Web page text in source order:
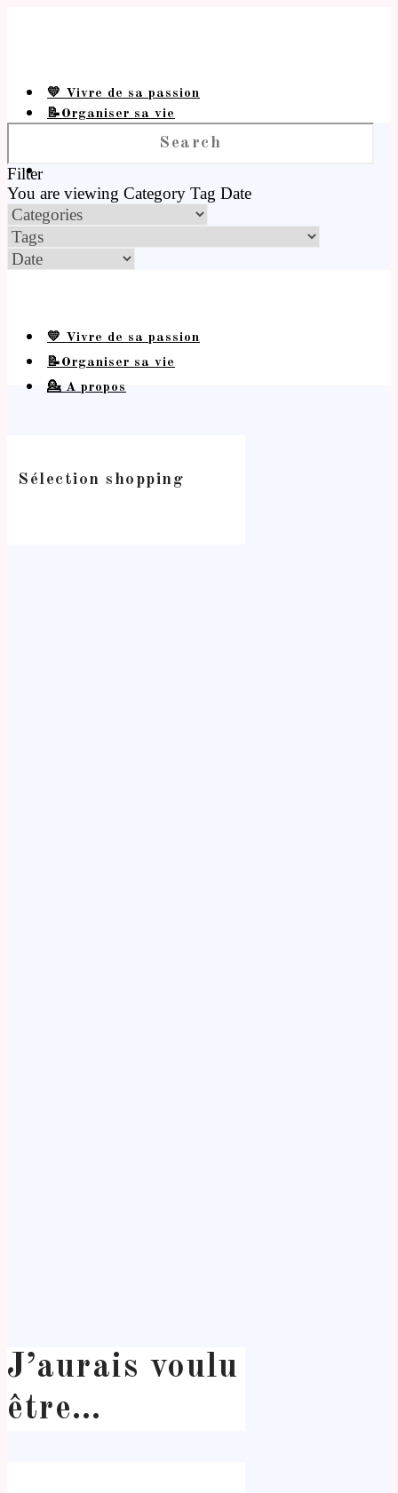
💛 Vivre de sa passion
📝Organiser sa vie
Filter
You are viewing Category Tag Date
💛 Vivre de sa passion
📝Organiser sa vie
💁 A propos
Sélection shopping
J’aurais voulu
être…